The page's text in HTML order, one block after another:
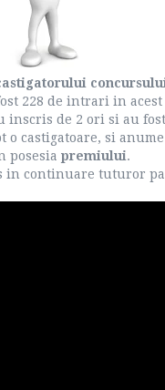
228 de intrari in
inscris de 2 ori si au
o castigatoare, si anume
posesia premiului.
in continuare tuturor